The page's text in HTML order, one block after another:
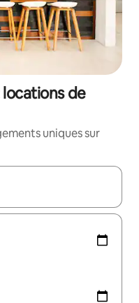
de
uniques sur
les flèches vers le